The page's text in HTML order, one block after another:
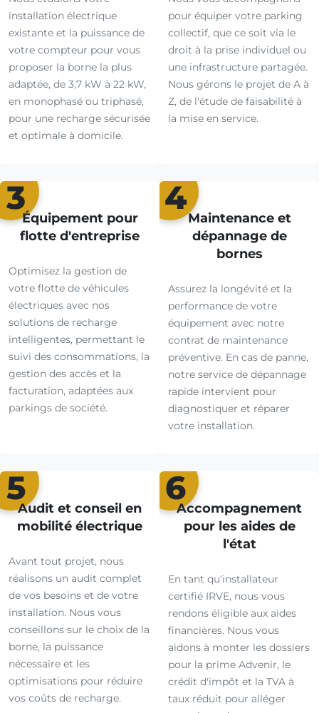
installation électrique
existante et la puissance de
votre compteur pour vous
proposer la borne la plus
adaptée, de 3,7 kW à 22 kW,
en monophasé ou triphasé,
pour une recharge sécurisée
et optimale à domicile.
pour équiper votre parking
collectif, que ce soit via le
droit à la prise individuel ou
une infrastructure partagée.
Nous gérons le projet de A à
Z, de l'étude de faisabilité à
la mise en service.
3
Équipement pour
flotte d'entreprise
Optimisez la gestion de
votre flotte de véhicules
électriques avec nos
solutions de recharge
intelligentes, permettant le
suivi des consommations, la
gestion des accès et la
facturation, adaptées aux
parkings de société.
4
Maintenance et
dépannage de
bornes
Assurez la longévité et la
performance de votre
équipement avec notre
contrat de maintenance
préventive. En cas de panne,
notre service de dépannage
rapide intervient pour
diagnostiquer et réparer
votre installation.
5
Audit et conseil en
mobilité électrique
Avant tout projet, nous
réalisons un audit complet
de vos besoins et de votre
installation. Nous vous
conseillons sur le choix de la
borne, la puissance
nécessaire et les
optimisations pour réduire
vos coûts de recharge.
6
Accompagnement
pour les aides de
l'état
En tant qu'installateur
certifié IRVE, nous vous
rendons éligible aux aides
financières. Nous vous
aidons à monter les dossiers
pour la prime Advenir, le
crédit d'impôt et la TVA à
taux réduit pour alléger